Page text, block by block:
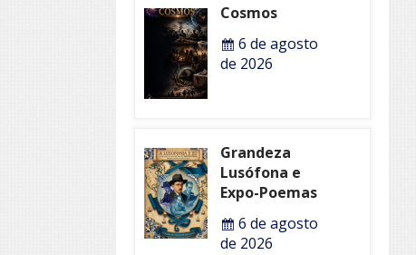
Cosmos
6 de agosto
de 2026
Grandeza
Lusófona e
Expo-Poemas
6 de agosto
de 2026